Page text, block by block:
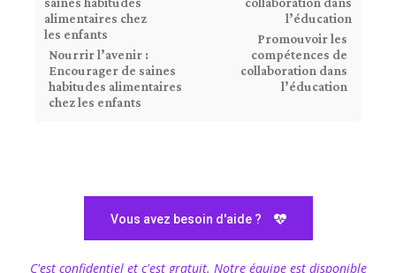
Nourrir l’avenir :
Encourager de saines
habitudes alimentaires
chez les enfants
Promouvoir les
compétences de
collaboration dans
l’éducation
Vous avez besoin d'aide ?
C'est confidentiel et c'est gratuit. Notre équipe est disponible